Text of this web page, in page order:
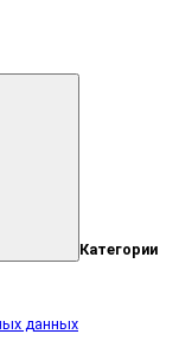
Категории
данных